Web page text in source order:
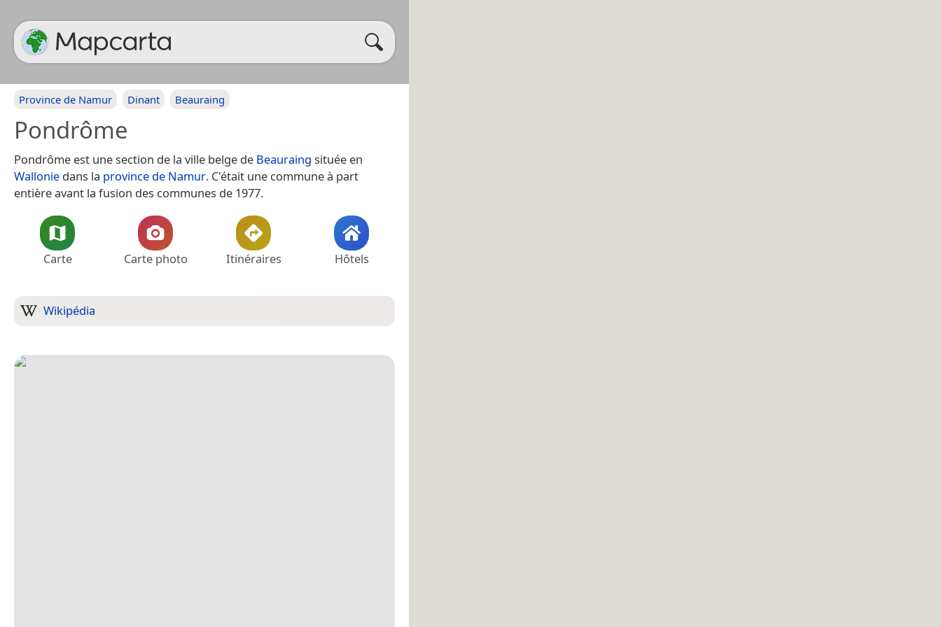
Province de Namur Dinant Beauraing
Pondrôme
Pondrôme est une section de la ville belge de Beauraing située en
Wallonie dans la province de Namur. C'était une commune à part
entière avant la fusion des communes de 1977.
Carte Carte photo Itinéraires Hôtels
Wikipédia